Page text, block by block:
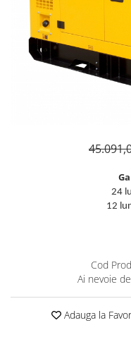
Accesorii sudura
Masti sudura
Sarma sudura MIG/MAG
Electrozi sudura MMA
Pistolete sudura MIG/
Pistolete taiere cu
Accesorii sudura in
Accesorii taiere cu
Accesorii tras tabla-
24
12
Cod
Ai nevoie
Adauga la